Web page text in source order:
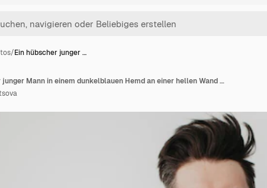
/Ein hübscher junger …
Ein hübscher junger Mann in einem dunkelblauen Hemd an einer hellen Wand für einen Text in hoher Qualität.